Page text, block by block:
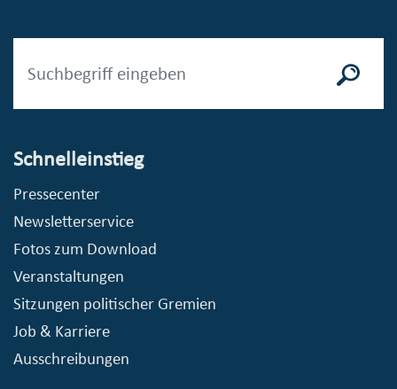
Schnelleinstieg
Pressecenter
Newsletterservice
Fotos zum Download
Veranstaltungen
Sitzungen politischer Gremien
Job & Karriere
Ausschreibungen